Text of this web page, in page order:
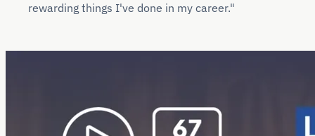
rewarding things I've done in my career."